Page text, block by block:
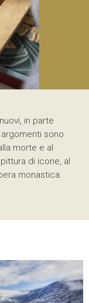
in parte
sono
morte e al
di icone, al
monastica.